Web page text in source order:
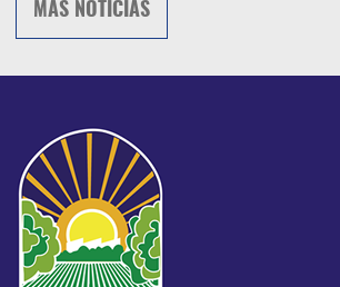
MÁS NOTICIAS